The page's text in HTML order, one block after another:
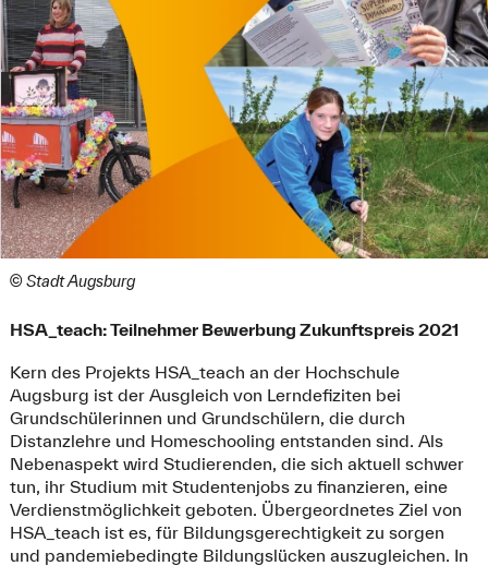
© Stadt Augsburg
HSA_teach: Teilnehmer Bewerbung Zukunftspreis 2021
Kern des Projekts HSA_teach an der Hochschule
Augsburg ist der Ausgleich von Lerndefiziten bei
Grundschülerinnen und Grundschülern, die durch
Distanzlehre und Homeschooling entstanden sind. Als
Nebenaspekt wird Studierenden, die sich aktuell schwer
tun, ihr Studium mit Studentenjobs zu finanzieren, eine
Verdienstmöglichkeit geboten. Übergeordnetes Ziel von
HSA_teach ist es, für Bildungsgerechtigkeit zu sorgen
und pandemiebedingte Bildungslücken auszugleichen. In